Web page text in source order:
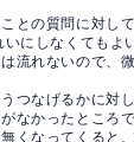
との質問に対し
にしなくてもよ
流れないので、
つなげるかに対
なかったところ
くなってくると